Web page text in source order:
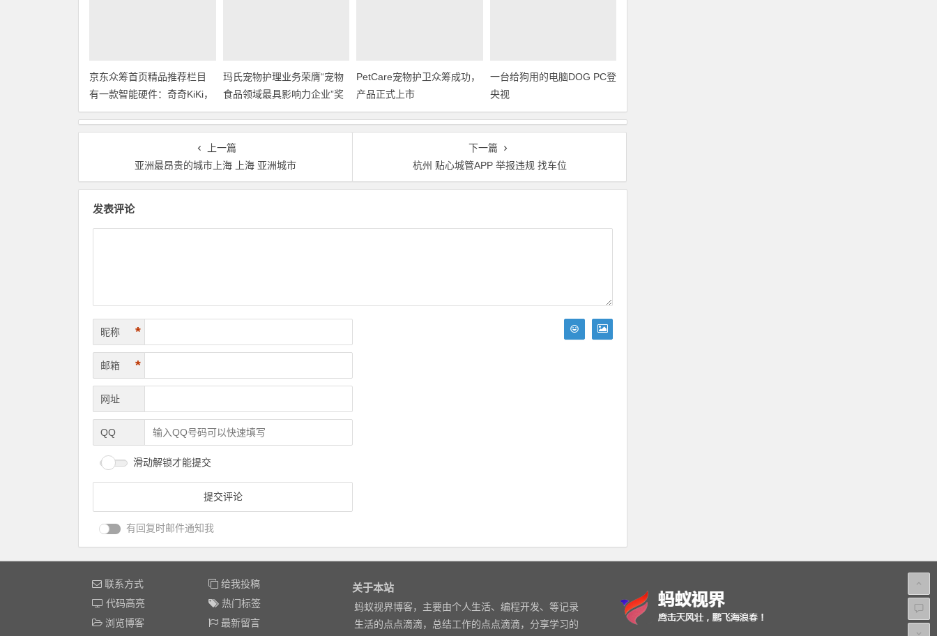
京东众筹首页精品推荐栏目
有一款智能硬件：奇奇KiKi，
世界首款狗狗情感解读智件
玛氏宠物护理业务荣膺“宠物
食品领域最具影响力企业”奖
项
PetCare宠物护卫众筹成功，
产品正式上市
一台给狗用的电脑DOG PC登
央视
上一篇
亚洲最昂贵的城市上海 上海 亚洲城市
下一篇
杭州 贴心城管APP 举报违规 找车位
发表评论
昵称 *
邮箱 *
网址
QQ
滑动解锁才能提交
有回复时邮件通知我
联系方式
给我投稿
代码高亮
热门标签
浏览博客
最新留言
关于本站
蚂蚁视界博客，主要由个人生活、编程开发、等记录
生活的点点滴滴，总结工作的点点滴滴，分享学习的